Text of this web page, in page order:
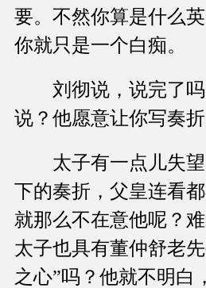
要。不然你算是什么
你就只是一个白痴。
刘彻说，说完了吗
说？他愿意让你写奏折
太子有一点儿失望
下的奏折，父皇连看
就那么不在意他呢？
太子也具有董仲舒老
之心”吗？他就不明白